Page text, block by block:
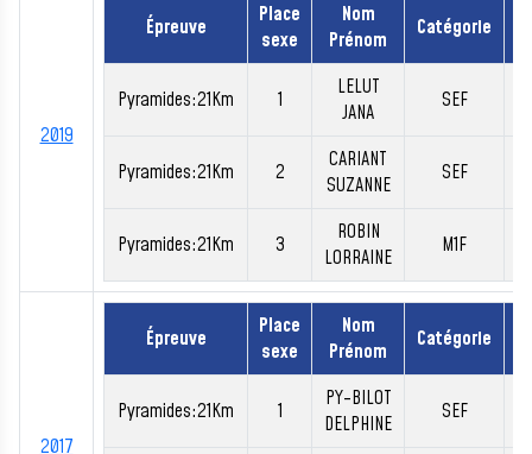
2019
Épreuve
Place
sexe
Nom
Prénom
Catégorie
Pyramides:21Km 1
LELUT
JANA
SEF
Pyramides:21Km 2
CARIANT
SUZANNE
SEF
Pyramides:21Km 3
ROBIN
LORRAINE
M1F
2017
Épreuve
Place
sexe
Nom
Prénom
Catégorie
Pyramides:21Km 1
PY-BILOT
DELPHINE
SEF